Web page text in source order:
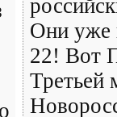
Они уже
22! Вот
Третьей